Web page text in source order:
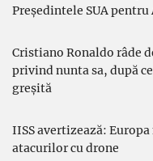
Președintele SUA pentru
Cristiano Ronaldo râde
privind nunta sa, după
greșită
IISS avertizează:
atacurilor cu drone